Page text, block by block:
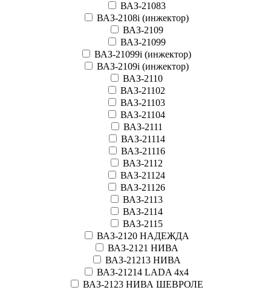
ВАЗ-21083
ВАЗ-2108i (инжектор)
ВАЗ-2109
ВАЗ-21099
ВАЗ-21099i (инжектор)
ВАЗ-2109i (инжектор)
ВАЗ-2110
ВАЗ-21102
ВАЗ-21103
ВАЗ-21104
ВАЗ-2111
ВАЗ-21114
ВАЗ-21116
ВАЗ-2112
ВАЗ-21124
ВАЗ-21126
ВАЗ-2113
ВАЗ-2114
ВАЗ-2115
ВАЗ-2120 НАДЕЖДА
ВАЗ-2121 НИВА
ВАЗ-21213 НИВА
ВАЗ-21214 LADA 4х4
ВАЗ-2123 НИВА ШЕВРОЛЕ